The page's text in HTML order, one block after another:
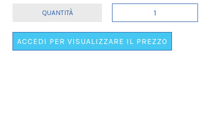
FUTURA
ACCEDI PER VISUALIZZARE IL PREZZO